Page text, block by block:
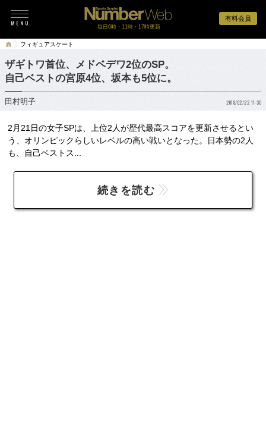
有料会員
毎日6時・11時・17時更新
フィギュアスケート
ザギトワ首位、メドベデワ2位のSP。
自己ベストの宮原4位、坂本も5位に。
田村明子 2018/02/22 11:30
2月21日の女子SPは、上位2人が歴代最高スコアを更新させるとい
う、オリンピックらしいレベルの高い戦いとなった。日本勢の2人
も、自己ベストス...
続きを読む